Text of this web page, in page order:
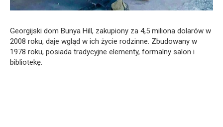
Georgijski dom Bunya Hill, zakupiony za 4,5 miliona dolarów w
2008 roku, daje wgląd w ich życie rodzinne. Zbudowany w
1978 roku, posiada tradycyjne elementy, formalny salon i
bibliotekę.